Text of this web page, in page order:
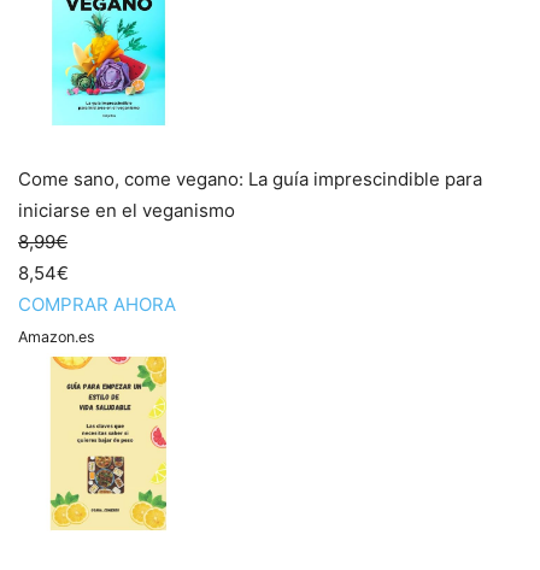
Come sano, come vegano: La guía imprescindible para
iniciarse en el veganismo
8,99€
8,54€
COMPRAR AHORA
Amazon.es